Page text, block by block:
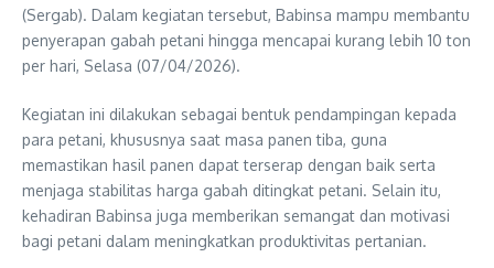
(Sergab). Dalam kegiatan tersebut, Babinsa mampu membantu
penyerapan gabah petani hingga mencapai kurang lebih 10 ton
per hari, Selasa (07/04/2026).
Kegiatan ini dilakukan sebagai bentuk pendampingan kepada
para petani, khususnya saat masa panen tiba, guna
memastikan hasil panen dapat terserap dengan baik serta
menjaga stabilitas harga gabah ditingkat petani. Selain itu,
kehadiran Babinsa juga memberikan semangat dan motivasi
bagi petani dalam meningkatkan produktivitas pertanian.